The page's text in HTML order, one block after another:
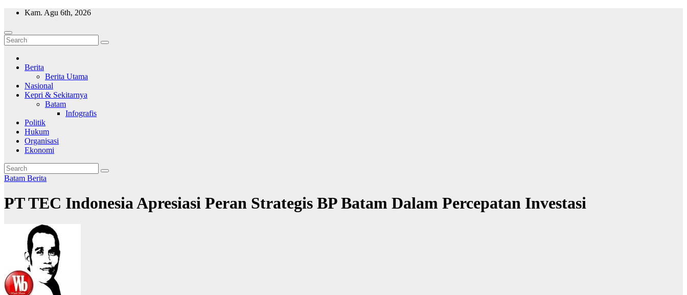
Skip
content
Kam. Agu 6th, 2026
Wajah Batam
CCTV nya kota Batam
Berita
Berita Utama
Nasional
Kepri & Sekitarnya
Batam
Infografis
Politik
Hukum
Organisasi
Ekonomi
Batam Berita
PT TEC Indonesia Apresiasi Peran Strategis BP Batam Dalam Percepatan Investasi